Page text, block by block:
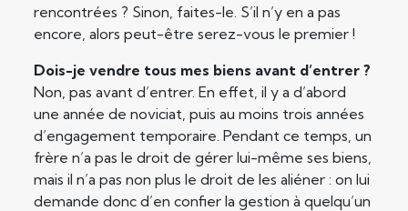
rencontrées ? Sinon, faites-le. S’il n’y en a pas
encore, alors peut-être serez-vous le premier !
Dois-je vendre tous mes biens avant d’entrer ?
Non, pas avant d’entrer. En effet, il y a d’abord
une année de noviciat, puis au moins trois années
d’engagement temporaire. Pendant ce temps, un
frère n’a pas le droit de gérer lui-même ses biens,
mais il n’a pas non plus le droit de les aliéner : on lui
demande donc d’en confier la gestion à quelqu’un